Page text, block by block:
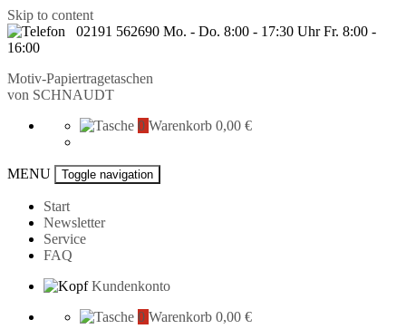
Skip to content
02191 562690 Mo. - Do. 8:00 - 17:30 Uhr Fr. 8:00 -
16:00
Motiv-Papiertragetaschen
von SCHNAUDT
0 Warenkorb 0,00 €
MENU Toggle navigation
Start
Newsletter
Service
FAQ
Kundenkonto
0 Warenkorb 0,00 €